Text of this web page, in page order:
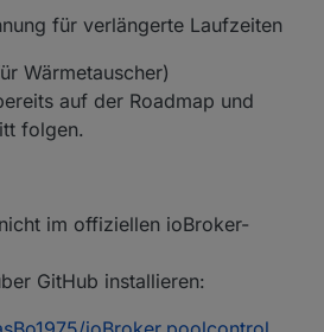
für verlängerte Laufzeiten
Wärmetauscher)
auf der Roadmap und
folgen.
im offiziellen ioBroker-
GitHub installieren: